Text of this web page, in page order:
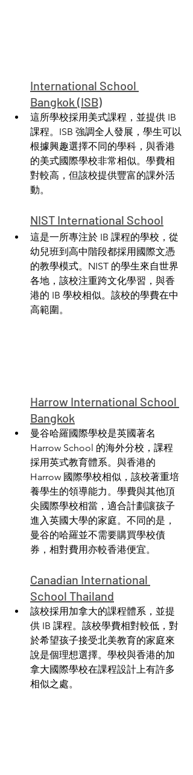
International School
Bangkok (ISB)
這所學校採用美式課程，並提供 IB
課程。ISB 強調全人發展，學生可以
根據興趣選擇不同的學科，與香港
的美式國際學校非常相似。學費相
對較高，但該校提供豐富的課外活
動。
NIST International School
這是一所專注於 IB 課程的學校，從
幼兒班到高中階段都採用國際文憑
的教學模式。NIST 的學生來自世界
各地，該校注重跨文化學習，與香
港的 IB 學校相似。該校的學費在中
高範圍。
Harrow International School
Bangkok
曼谷哈羅國際學校是英國著名
Harrow School 的海外分校，課程
採用英式教育體系。與香港的
Harrow 國際學校相似，該校著重培
養學生的領導能力。學費與其他頂
尖國際學校相當，適合計劃讓孩子
進入英國大學的家庭。不同的是，
曼谷的哈羅並不需要購買學校債
券，相對費用亦較香港便宜。
Canadian International
School Thailand
該校採用加拿大的課程體系，並提
供 IB 課程。該校學費相對較低，對
於希望孩子接受北美教育的家庭來
說是個理想選擇。學校與香港的加
拿大國際學校在課程設計上有許多
相似之處。